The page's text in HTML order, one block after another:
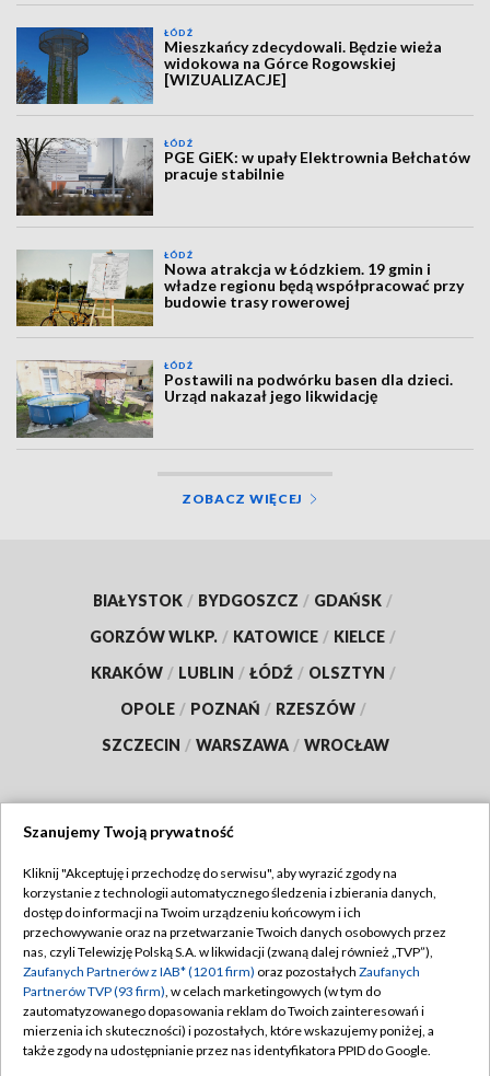
ŁÓDŹ
Mieszkańcy zdecydowali. Będzie wieża
widokowa na Górce Rogowskiej
[WIZUALIZACJE]
ŁÓDŹ
PGE GiEK: w upały Elektrownia Bełchatów
pracuje stabilnie
ŁÓDŹ
Nowa atrakcja w Łódzkiem. 19 gmin i
władze regionu będą współpracować przy
budowie trasy rowerowej
ŁÓDŹ
Postawili na podwórku basen dla dzieci.
Urząd nakazał jego likwidację
ZOBACZ WIĘCEJ
BIAŁYSTOK / BYDGOSZCZ / GDAŃSK /
GORZÓW WLKP. / KATOWICE / KIELCE /
KRAKÓW / LUBLIN / ŁÓDŹ / OLSZTYN /
OPOLE / POZNAŃ / RZESZÓW /
SZCZECIN / WARSZAWA / WROCŁAW
TVP
Abonament TVP
Emisja w TVP
Centrum informacji TVP
Naziemna Telewizja Cyfrowa
Regulamin TVP
Polityka prywatności
Moje zgody
Pomoc
Szanujemy Twoją prywatność
Kliknij "Akceptuję i przechodzę do serwisu", aby wyrazić zgody na
korzystanie z technologii automatycznego śledzenia i zbierania danych,
dostęp do informacji na Twoim urządzeniu końcowym i ich
przechowywanie oraz na przetwarzanie Twoich danych osobowych przez
nas, czyli Telewizję Polską S.A. w likwidacji (zwaną dalej również „TVP”),
Zaufanych Partnerów z IAB* (1201 firm) oraz pozostałych Zaufanych
Partnerów TVP (93 firm), w celach marketingowych (w tym do
zautomatyzowanego dopasowania reklam do Twoich zainteresowań i
mierzenia ich skuteczności) i pozostałych, które wskazujemy poniżej, a
także zgody na udostępnianie przez nas identyfikatora PPID do Google.